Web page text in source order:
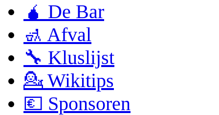
🧉 De Bar
🚮 Afval
🔧 Kluslijst
💁 Wikitips
💶 Sponsoren